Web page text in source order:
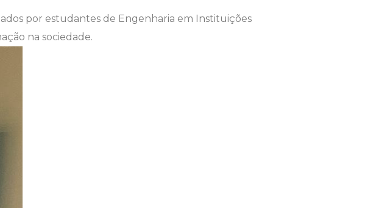
por estudantes de Engenharia em Instituições
na sociedade.